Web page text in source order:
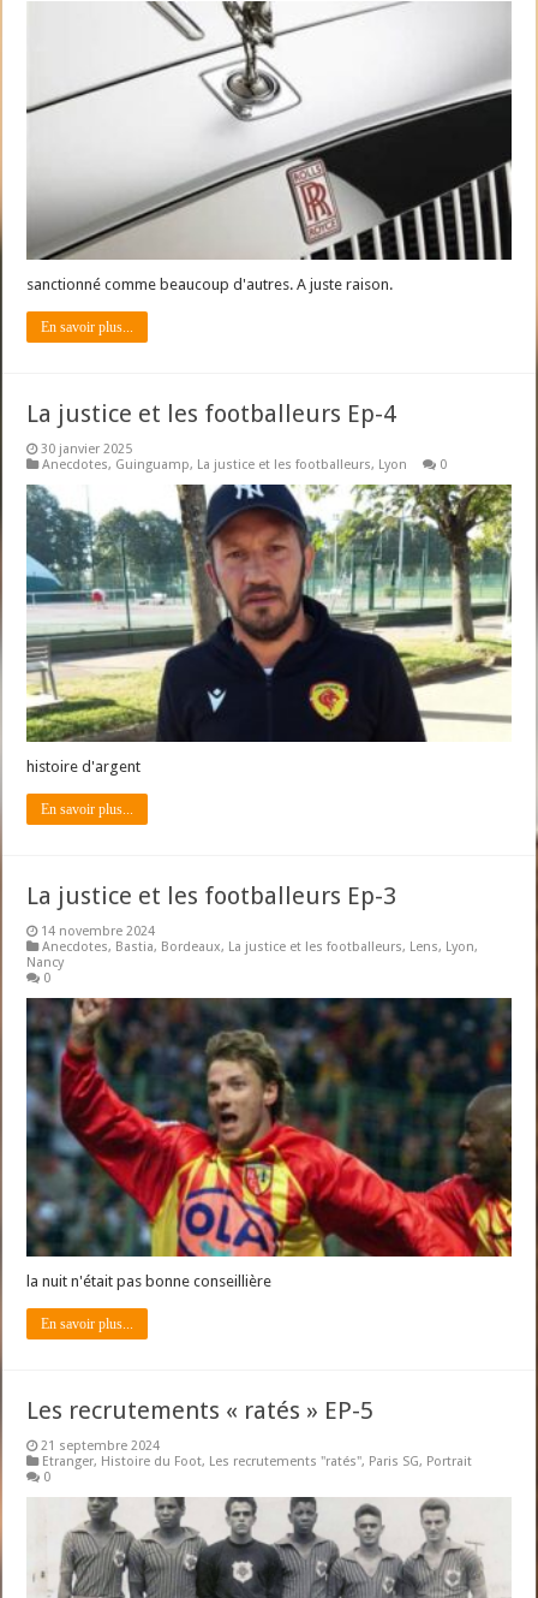
sanctionné comme beaucoup d'autres. A juste raison.
En savoir plus...
La justice et les footballeurs Ep-4
30 janvier 2025
Anecdotes, Guinguamp, La justice et les footballeurs, Lyon 0
histoire d'argent
En savoir plus...
La justice et les footballeurs Ep-3
14 novembre 2024
Anecdotes, Bastia, Bordeaux, La justice et les footballeurs, Lens, Lyon,
Nancy
0
la nuit n'était pas bonne conseillière
En savoir plus...
Les recrutements « ratés » EP-5
21 septembre 2024
Etranger, Histoire du Foot, Les recrutements "ratés", Paris SG, Portrait
0